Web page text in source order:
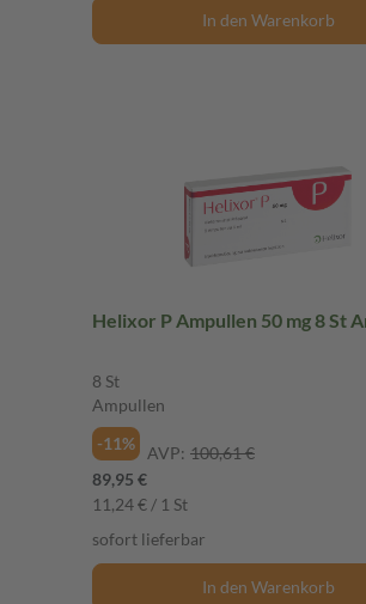
In den Warenkorb
Helixor P Ampullen 50 mg 8 St
8 St
Ampullen
-11%
AVP: 100,61 €
89,95 €
11,24 € / 1 St
sofort lieferbar
In den Warenkorb